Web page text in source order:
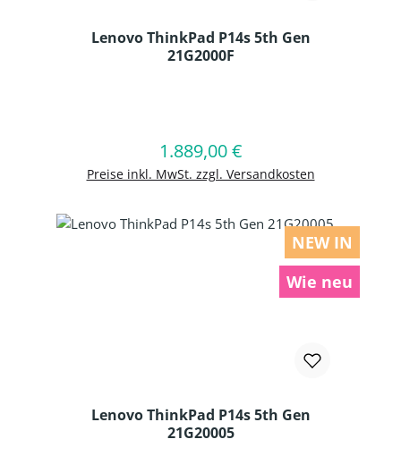
Lenovo ThinkPad P14s 5th Gen
21G2000F
Regulärer Preis:
1.889,00 €
Preise inkl. MwSt. zzgl. Versandkosten
In den Warenkorb
NEW IN
Wie neu
Lenovo ThinkPad P14s 5th Gen
21G20005